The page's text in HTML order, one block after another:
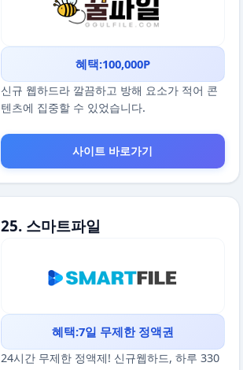
혜택:100,000P
신규 웹하드라 깔끔하고 방해 요소가 적어 콘
텐츠에 집중할 수 있었습니다.
사이트 바로가기
25. 스마트파일
혜택:7일 무제한 정액권
24시간 무제한 정액제! 신규웹하드, 하루 330